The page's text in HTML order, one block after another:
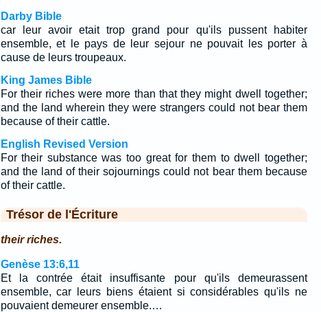
Darby Bible
car leur avoir etait trop grand pour qu'ils pussent habiter
ensemble, et le pays de leur sejour ne pouvait les porter à
cause de leurs troupeaux.
King James Bible
For their riches were more than that they might dwell together;
and the land wherein they were strangers could not bear them
because of their cattle.
English Revised Version
For their substance was too great for them to dwell together;
and the land of their sojournings could not bear them because
of their cattle.
Trésor de l'Écriture
their riches.
Genèse 13:6,11
Et la contrée était insuffisante pour qu'ils demeurassent
ensemble, car leurs biens étaient si considérables qu'ils ne
pouvaient demeurer ensemble.…